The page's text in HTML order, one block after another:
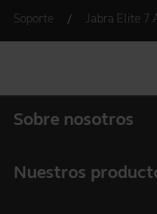
Soporte Jabra Elite 7
Sobre nosotros
Nuestros